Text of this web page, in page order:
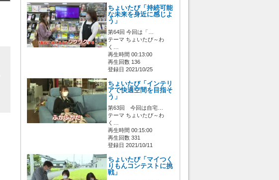
ちょいたび「持続可能
な未来を身近に感じよ
う」
第64回 今回は「…
テーマ ちょいたび～わ
く…
再生時間 00:13:00
再生回数 136
登録日 2021/10/25
ちょいたび「インテリ
アで快適空間を目指そ
う」
第63回 今回は自宅…
テーマ ちょいたび～わ
く…
再生時間 00:15:00
再生回数 331
登録日 2021/10/11
ちょいたび「マイつく
りもんコンテストに挑
戦」